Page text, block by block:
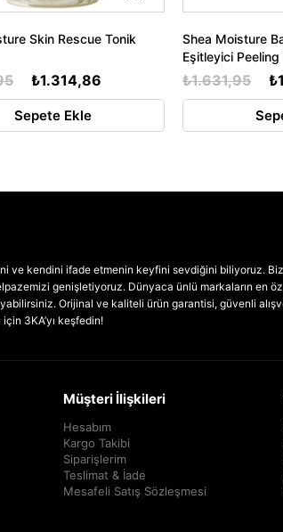
Skin Rescue Tonik
₺1.314,86
Sepete Ekle
Shea Moisture
Eşitleyici
₺1.631,95
ve kendini ifade etmenin keyfini sevdiğini biliyoruz.
genişletiyoruz. Dünyaca ünlü markaların en
Orijinal ve kaliteli ürün garantisi, güvenli
3KA’yı keşfedin!
Müşteri İlişkileri
Hesabım
Kargo Takibi
Siparişlerim
Teslimat & İade
Mesafeli Satış Sözleşmesi